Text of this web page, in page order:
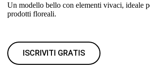
Un modello bello con elementi vivaci, ideale
prodotti floreali.
ISCRIVITI GRATIS